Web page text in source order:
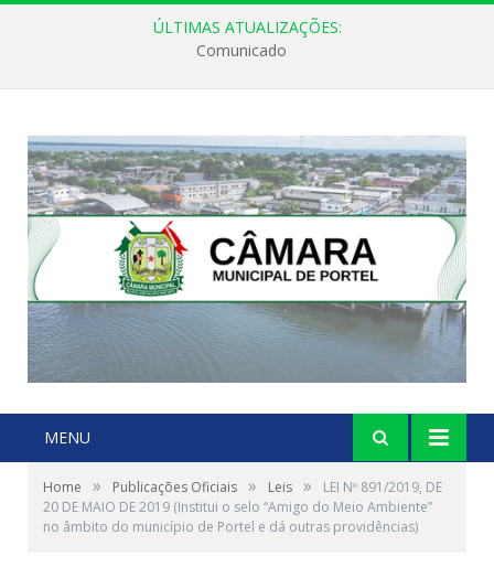
ÚLTIMAS ATUALIZAÇÕES:
Comunicado
MENU
Home » Publicações Oficiais » Leis »
LEI Nº 891/2019, DE
20 DE MAIO DE 2019 (Institui o selo “Amigo do Meio Ambiente”
no âmbito do município de Portel e dá outras providências)